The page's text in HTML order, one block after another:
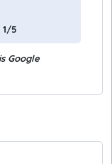
1/5
Google